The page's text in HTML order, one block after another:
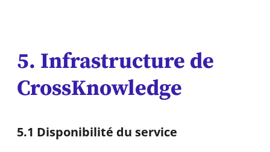
5. Infrastructure de
CrossKnowledge
5.1 Disponibilité du service